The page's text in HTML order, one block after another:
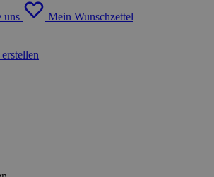
uns Mein Wunschzettel